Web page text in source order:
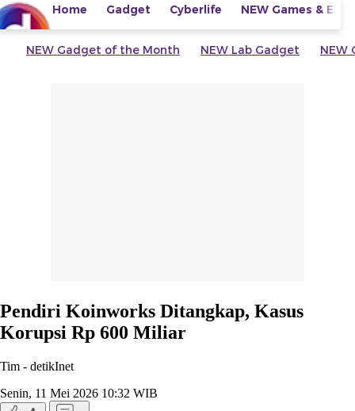
Home Gadget Cyberlife NEW Games &
NEW Gadget of the Month NEW Lab Gadget NEW
Pendiri Koinworks Ditangkap, Kasus
Korupsi Rp 600 Miliar
Tim - detikInet
Senin, 11 Mei 2026 10:32 WIB